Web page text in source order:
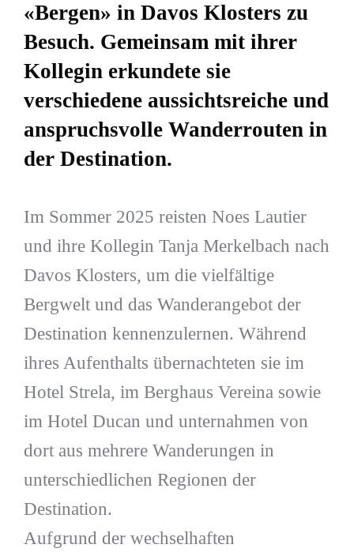
«Bergen» in Davos Klosters zu
Besuch. Gemeinsam mit ihrer
Kollegin erkundete sie
verschiedene aussichtsreiche und
anspruchsvolle Wanderrouten in
der Destination.
Im Sommer 2025 reisten Noes Lautier
und ihre Kollegin Tanja Merkelbach nach
Davos Klosters, um die vielfältige
Bergwelt und das Wanderangebot der
Destination kennenzulernen. Während
ihres Aufenthalts übernachteten sie im
Hotel Strela, im Berghaus Vereina sowie
im Hotel Ducan und unternahmen von
dort aus mehrere Wanderungen in
unterschiedlichen Regionen der
Destination.
Aufgrund der wechselhaften